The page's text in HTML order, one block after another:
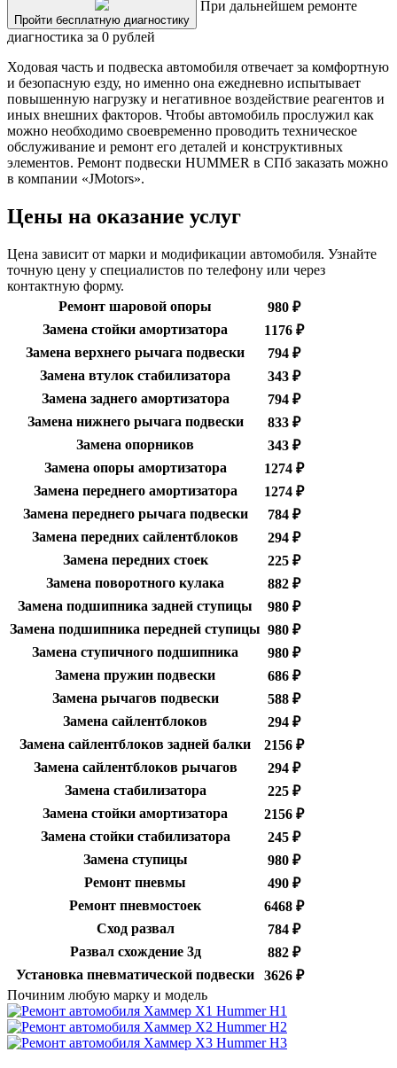
Пройти бесплатную диагностику
При дальнейшем ремонте
диагностика за 0 рублей
Ходовая часть и подвеска автомобиля отвечает за комфортную
и безопасную езду, но именно она ежедневно испытывает
повышенную нагрузку и негативное воздействие реагентов и
иных внешних факторов. Чтобы автомобиль прослужил как
можно необходимо своевременно проводить техническое
обслуживание и ремонт его деталей и конструктивных
элементов. Ремонт подвески HUMMER в СПб заказать можно
в компании «JMotors».
Цены на оказание услуг
Цена зависит от марки и модификации автомобиля. Узнайте
точную цену у специалистов по телефону или через
контактную форму.
Ремонт шаровой опоры
980 ₽
Замена стойки амортизатора
1176 ₽
Замена верхнего рычага подвески
794 ₽
Замена втулок стабилизатора
343 ₽
Замена заднего амортизатора
794 ₽
Замена нижнего рычага подвески
833 ₽
Замена опорников
343 ₽
Замена опоры амортизатора
1274 ₽
Замена переднего амортизатора
1274 ₽
Замена переднего рычага подвески
784 ₽
Замена передних сайлентблоков
294 ₽
Замена передних стоек
225 ₽
Замена поворотного кулака
882 ₽
Замена подшипника задней ступицы
980 ₽
Замена подшипника передней ступицы 980 ₽
Замена ступичного подшипника
980 ₽
Замена пружин подвески
686 ₽
Замена рычагов подвески
588 ₽
Замена сайлентблоков
294 ₽
Замена сайлентблоков задней балки
2156 ₽
Замена сайлентблоков рычагов
294 ₽
Замена стабилизатора
225 ₽
Замена стойки амортизатора
2156 ₽
Замена стойки стабилизатора
245 ₽
Замена ступицы
980 ₽
Ремонт пневмы
490 ₽
Ремонт пневмостоек
6468 ₽
Сход развал
784 ₽
Развал схождение 3д
882 ₽
Установка пневматической подвески
3626 ₽
Починим любую марку и модель
Hummer H1
Hummer H2
Hummer H3